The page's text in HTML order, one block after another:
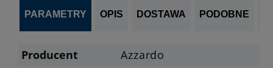
PARAMETRY OPIS DOSTAWA PODOBNE
Producent
Azzardo